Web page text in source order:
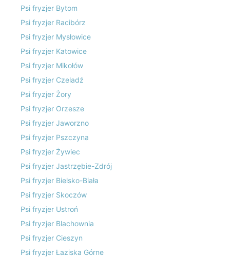
Psi fryzjer Bytom
Psi fryzjer Racibórz
Psi fryzjer Mysłowice
Psi fryzjer Katowice
Psi fryzjer Mikołów
Psi fryzjer Czeladź
Psi fryzjer Żory
Psi fryzjer Orzesze
Psi fryzjer Jaworzno
Psi fryzjer Pszczyna
Psi fryzjer Żywiec
Psi fryzjer Jastrzębie-Zdrój
Psi fryzjer Bielsko-Biała
Psi fryzjer Skoczów
Psi fryzjer Ustroń
Psi fryzjer Blachownia
Psi fryzjer Cieszyn
Psi fryzjer Łaziska Górne